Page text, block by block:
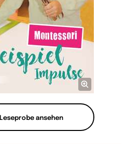
Leseprobe ansehen